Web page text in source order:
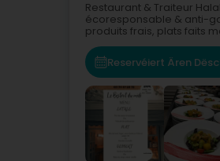
Restaurant & Traiteur
écoresponsable & anti-
produits frais, plats faits
Reservéiert Ären